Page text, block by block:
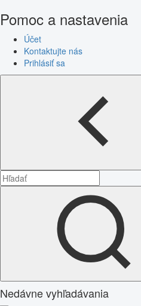
Pomoc a nastavenia
Účet
Kontaktujte nás
Prihlásiť sa
Nedávne vyhľadávania